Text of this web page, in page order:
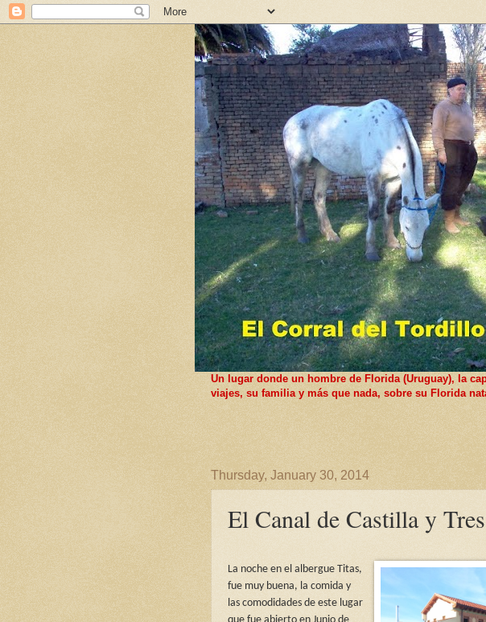
Un lugar donde un hombre de Florida (Uruguay), la
viajes, su familia y más que nada, sobre su Florida
Thursday, January 30, 2014
El Canal de Castilla y
La noche en el albergue Titas,
fue muy buena, la comida y
las comodidades de este lugar
que fue abierto en Junio de